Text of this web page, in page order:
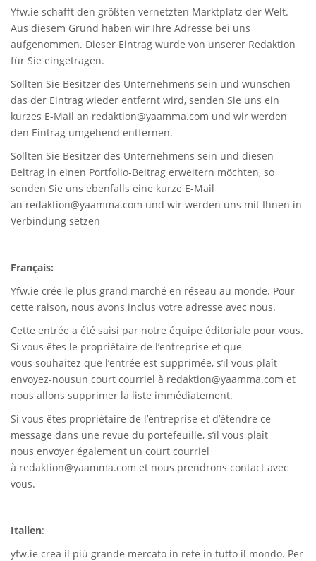
Yfw.ie schafft den größten vernetzten Marktplatz der Welt.
Aus diesem Grund haben wir Ihre Adresse bei uns
aufgenommen. Dieser Eintrag wurde von unserer Redaktion
für Sie eingetragen.
Sollten Sie Besitzer des Unternehmens sein und wünschen
das der Eintrag wieder entfernt wird, senden Sie uns ein
kurzes E-Mail an redaktion@yaamma.com und wir werden
den Eintrag umgehend entfernen.
Sollten Sie Besitzer des Unternehmens sein und diesen
Beitrag in einen Portfolio-Beitrag erweitern möchten, so
senden Sie uns ebenfalls eine kurze E-Mail
an redaktion@yaamma.com und wir werden uns mit Ihnen in
Verbindung setzen
Français:
Yfw.ie crée le plus grand marché en réseau au monde. Pour
cette raison, nous avons inclus votre adresse avec nous.
Cette entrée a été saisi par notre équipe éditoriale pour vous.
Si vous êtes le propriétaire de l’entreprise et que
vous souhaitez que l’entrée est supprimée, s’il vous plaît
envoyez-nousun court courriel à redaktion@yaamma.com et
nous allons supprimer la liste immédiatement.
Si vous êtes propriétaire de l’entreprise et d’étendre ce
message dans une revue du portefeuille, s’il vous plaît
nous envoyer également un court courriel
à redaktion@yaamma.com et nous prendrons contact avec
vous.
Italien:
yfw.ie crea il più grande mercato in rete in tutto il mondo. Per